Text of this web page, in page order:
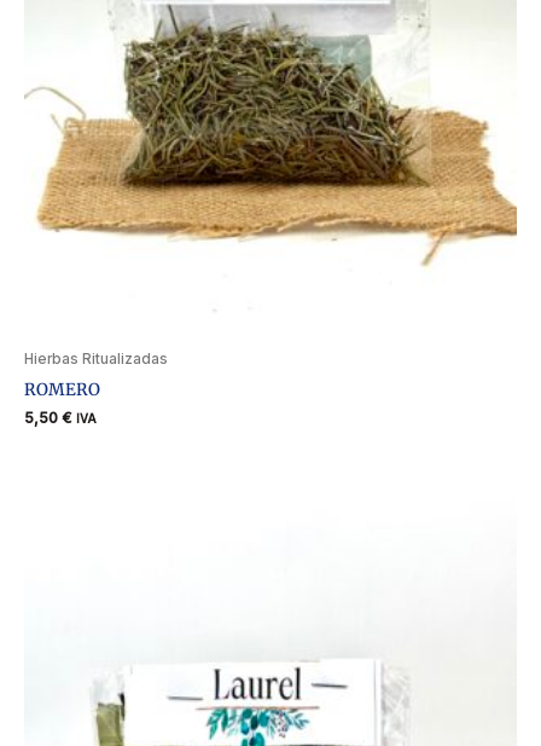
Hierbas Ritualizadas
ROMERO
5,50 € IVA